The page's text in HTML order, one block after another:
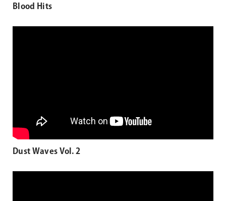
Blood Hits
Dust Waves Vol. 2